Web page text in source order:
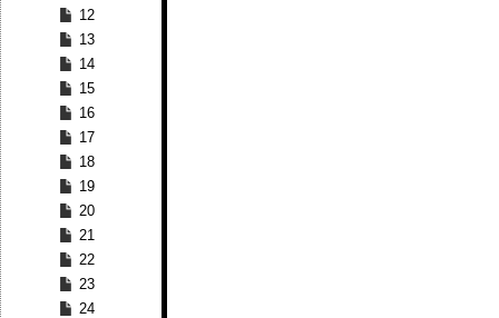
12
13
14
15
16
17
18
19
20
21
22
23
24